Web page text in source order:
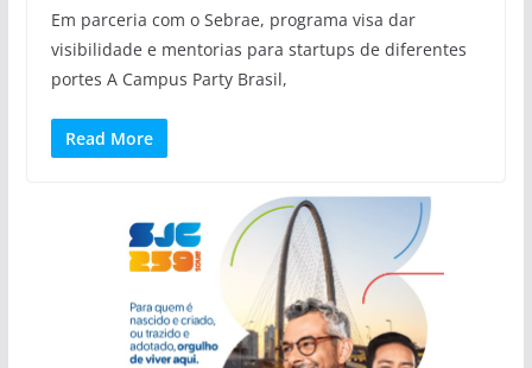
Em parceria com o Sebrae, programa visa dar
visibilidade e mentorias para startups de diferentes
portes A Campus Party Brasil,
Read More